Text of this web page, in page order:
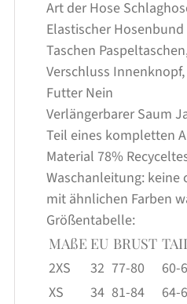
Art der Hose
Elastischer Hosenbund
Taschen
Verschluss
Futter Nein
Verlängerbarer Saum
Teil eines kompletten
Material 78%
Waschanleitung: keine
mit ähnlichen Farben
Größentabelle:
MAßE EU BRUST
2XS 32 77-80 60-
XS
34 81-84 64-